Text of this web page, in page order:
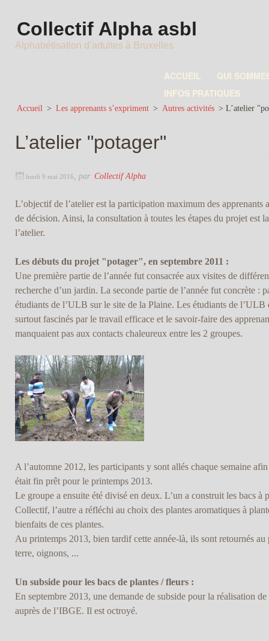
Collectif Alpha asbl
Alphabétisation d’adultes à Bruxelles
ACCUEIL
QUI
INFOS PRATIQUES
Accueil > Les apprenants s’expriment > Autres activités > L’atelier
L’atelier "potager"
lundi 9 mai 2016 par Collectif Alpha
L’objectif de l’atelier est la participation maximum des apprenants
de décision. Ainsi, la consultation à toutes les étapes du projet est
l’atelier.
Les débuts du projet "potager", en septembre 2011 :
Une première partie de l’année fut consacrée aux visites de
recherche d’un jardin. La seconde partie de l’année fut concrète :
étudiants de l’ULB sur le site de la Plaine. Les étudiants de l’ULB
surtout fascinés par le travail efficace et le savoir-faire des
manquaient pas aux contacts chaleureux entre les 2 groupes.
A l’automne 2012, les participants y sont allés chaque semaine
était fin prêt pour le printemps 2013.
Le groupe a ensuite été divisé en deux. L’un a construit les bacs à
Collectif, l’autre a réfléchi au choix des plantes aromatiques à
bienfaits de ces plantes.
Au printemps 2013, bien tardif cette année-là, ils sont retournés
terre, oignons, ...
Un subside pour les bacs de plantes / fleurs :
En septembre 2013, une demande de subside pour la réalisation
auprès de l’IBGE. Il est octroyé.